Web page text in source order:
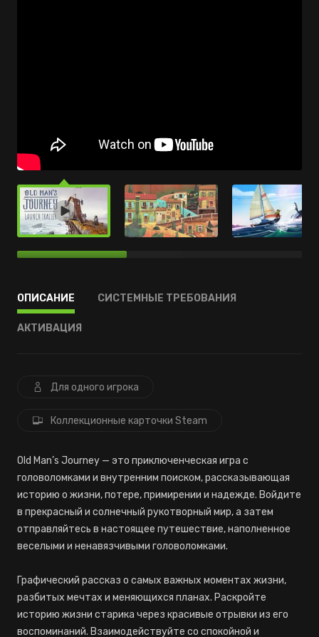
ОПИСАНИЕ СИСТЕМНЫЕ ТРЕБОВАНИЯ
АКТИВАЦИЯ
Для одного игрока
Коллекционные карточки Steam
Old Man’s Journey — это приключенческая игра с
головоломками и внутренним поиском, рассказывающая
историю о жизни, потере, примирении и надежде. Войдите
в прекрасный и солнечный рукотворный мир, а затем
отправляйтесь в настоящее путешествие, наполненное
веселыми и ненавязчивыми головоломками.
Графический рассказ о самых важных моментах жизни,
разбитых мечтах и меняющихся планах. Раскройте
историю жизни старика через красивые отрывки из его
воспоминаний. Взаимодействуйте со спокойной и